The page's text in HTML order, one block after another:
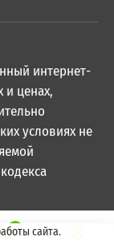
интернет-
и ценах,
условиях не
сайта.
0